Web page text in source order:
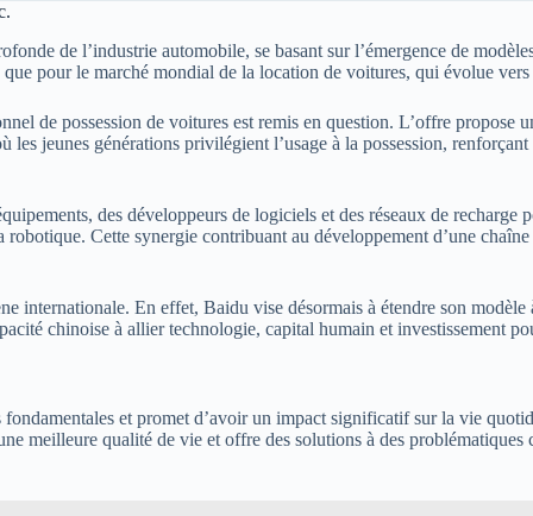
de l’industrie automobile, se basant sur l’émergence de
pour le marché mondial de la location de voitures, qui évolue
de possession de voitures est remis en question. L’offre propose
jeunes générations privilégient l’usage à la possession,
des développeurs de logiciels et des réseaux de recharge
Cette synergie contribuant au développement d’une
internationale. En effet, Baidu vise désormais à étendre son
chinoise à allier technologie, capital humain et investissement
et promet d’avoir un impact significatif sur la vie
meilleure qualité de vie et offre des solutions à des